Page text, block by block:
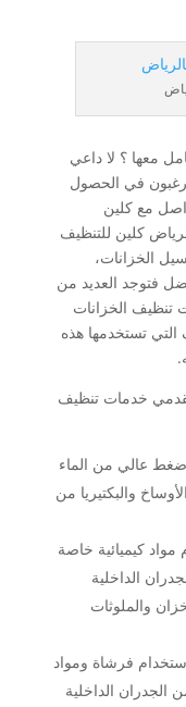
معها ؟ لا داعي
في الحصول
مع كلين
كلين للتنظيف
الخزانات،
فتوجد العديد من
تنظيف الخزانات
التي تستخدمها هذه
خدمات تنظيف
ضغط عالي من الماء
والبكتيريا من
مواد كيميائية خاصة
الداخلية
والملوثات
فرشاة ومواد
الداخلية